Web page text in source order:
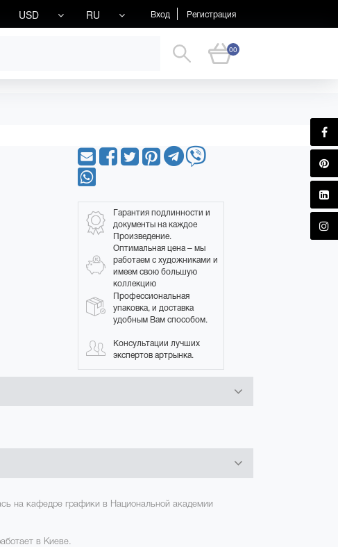
Вход Регистрация
USD RU
00
Гарантия подлинности и
документы на каждое
Произведение.
Оптимальная цена – мы
работаем с художниками и
имеем свою большую
коллекцию
Профессиональная
упаковка, и доставка
удобным Вам способом.
Консультации лучших
экспертов артрынка.
на кафедре графики в Национальной академии
в Киеве.